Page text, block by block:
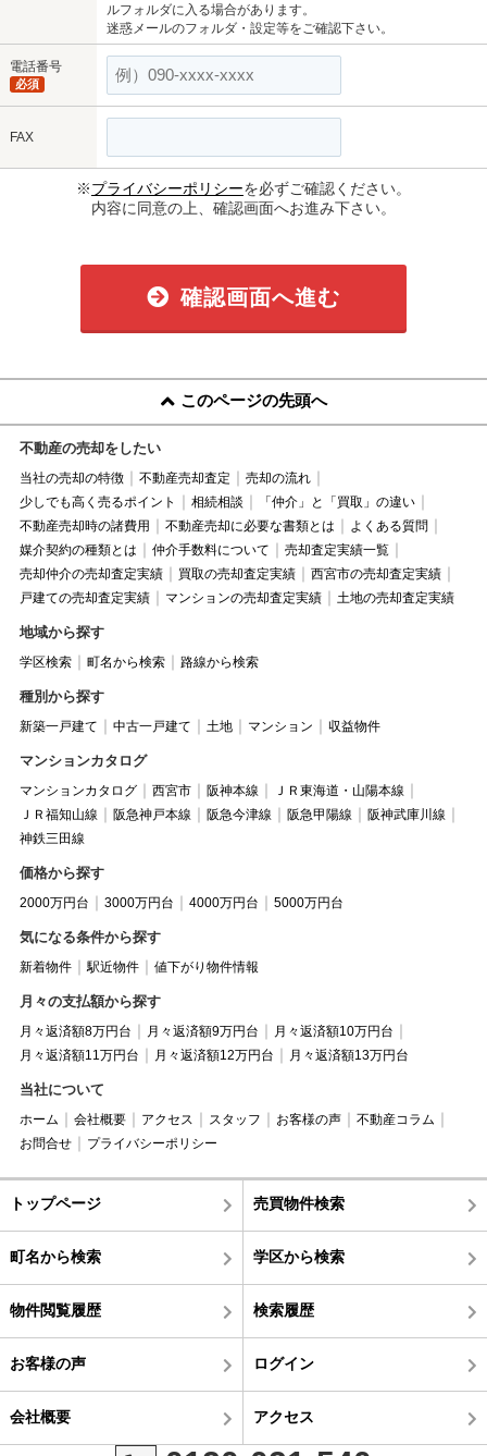
ルフォルダに入る場合があります。
迷惑メールのフォルダ・設定等をご確認下さい。
電話番号
必須
FAX
※プライバシーポリシーを必ずご確認ください。
内容に同意の上、確認画面へお進み下さい。
確認画面へ進む
このページの先頭へ
不動産の売却をしたい
当社の売却の特徴 不動産売却査定
売却の流れ
少しでも高く売るポイント
相続相談
「仲介」と「買取」の違い
不動産売却時の諸費用
不動産売却に必要な書類とは
よくある質問
媒介契約の種類とは
仲介手数料について
売却査定実績一覧
売却仲介の売却査定実績
買取の売却査定実績
西宮市の売却査定実績
戸建ての売却査定実績
マンションの売却査定実績 土地の売却査定実績
地域から探す
学区検索 町名から検索 路線から検索
種別から探す
新築一戸建て 中古一戸建て 土地 マンション 収益物件
マンションカタログ
マンションカタログ 西宮市 阪神本線
ＪＲ東海道・山陽本線
ＪＲ福知山線
阪急神戸本線 阪急今津線 阪急甲陽線
阪神武庫川線
神鉄三田線
価格から探す
2000万円台 3000万円台 4000万円台 5000万円台
気になる条件から探す
新着物件 駅近物件 値下がり物件情報
月々の支払額から探す
月々返済額8万円台 月々返済額9万円台
月々返済額10万円台
月々返済額11万円台
月々返済額12万円台 月々返済額13万円台
当社について
ホーム 会社概要 アクセス スタッフ お客様の声
不動産コラム
お問合せ
プライバシーポリシー
トップページ 売買物件検索
町名から検索 学区から検索
物件閲覧履歴 検索履歴
お客様の声 ログイン
会社概要 アクセス